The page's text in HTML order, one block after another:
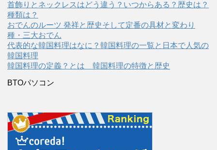
首飾りとネックレスはどう違う？いつからある？歴史は？
種類は？
おでんのルーツ 発祥と歴史そして定番の具材と変わり
種・三大おでん
代表的な韓国料理はなに？韓国料理の一覧と日本で人気の
韓国料理
韓国料理の定義？とは 韓国料理の特徴と歴史
BTOパソコン